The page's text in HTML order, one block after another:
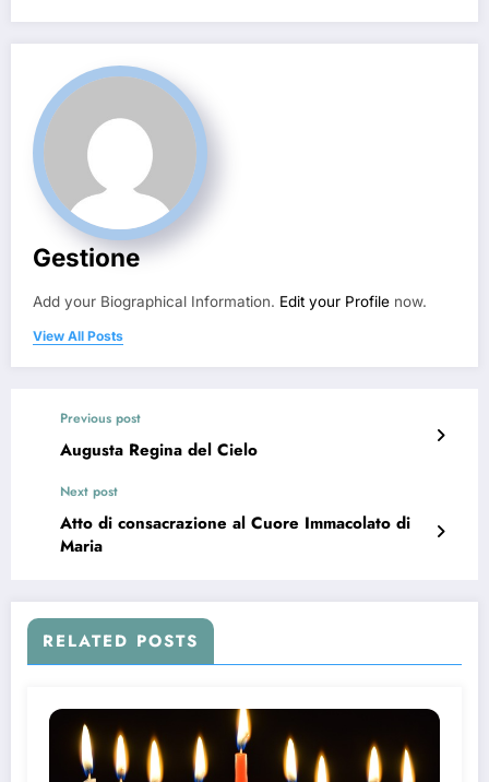
Gestione
Add your Biographical Information. Edit your Profile now.
View All Posts
Previous post
Augusta Regina del Cielo
Next post
Atto di consacrazione al Cuore Immacolato di
Maria
RELATED POSTS